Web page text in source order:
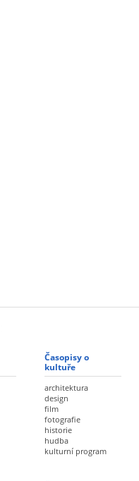
Časopisy o
kultuře
architektura
design
film
fotografie
historie
hudba
kulturní program